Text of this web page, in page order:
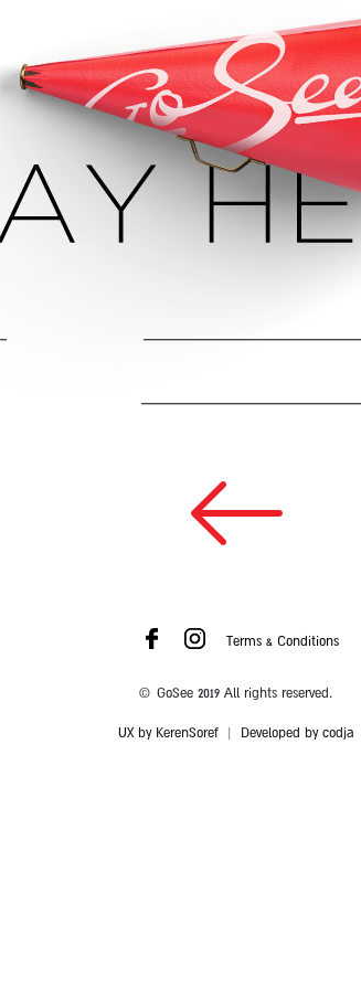
Terms & Conditions
© GoSee 2019 All rights reserved.
UX by KerenSoref| Developed by codja